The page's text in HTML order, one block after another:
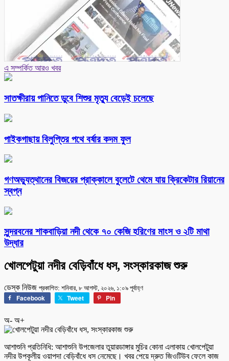
এ সম্পর্কিত আরও খবর
সাতক্ষীরায় পানিতে ডুবে শিশুর মৃত্যু বেড়েই চলেছে
পাইকগাছায় বিলুপ্তির পথে বর্ষার কদম ফুল
গণঅভ্যুত্থানের বিজয়ের প্রাক্কালে বুলেটে থেমে যায় ক্রিকেটার রিয়ানের
স্বপ্ন
সুন্দরবনের শাকবাড়িয়া নদী থেকে ৭০ কেজি হরিণের মাংস ও ২টি মাথা
উদ্ধার
খোলপেটুয়া নদীর বেড়িবাঁধে ধস, সংস্কারকাজ শুরু
ডেস্ক নিউজ প্রকাশিত: শনিবার, ৮ আগস্ট, ২০২৬, ১:০৯ পূর্বাহ্ণ
Facebook Tweet Pin
অ- অ+
আশাশুনি প্রতিনিধি: আশাশুনি উপজেলার তুয়ারডাঙ্গার মুচির কোনা এলাকায় খোলপেটুয়া
নদীর উপকূলীয় ওয়াপদা বেড়িবাঁধে ধস নেমেছে। খবর পেয়ে দ্রুত জিওটিউব ফেলে কাজ